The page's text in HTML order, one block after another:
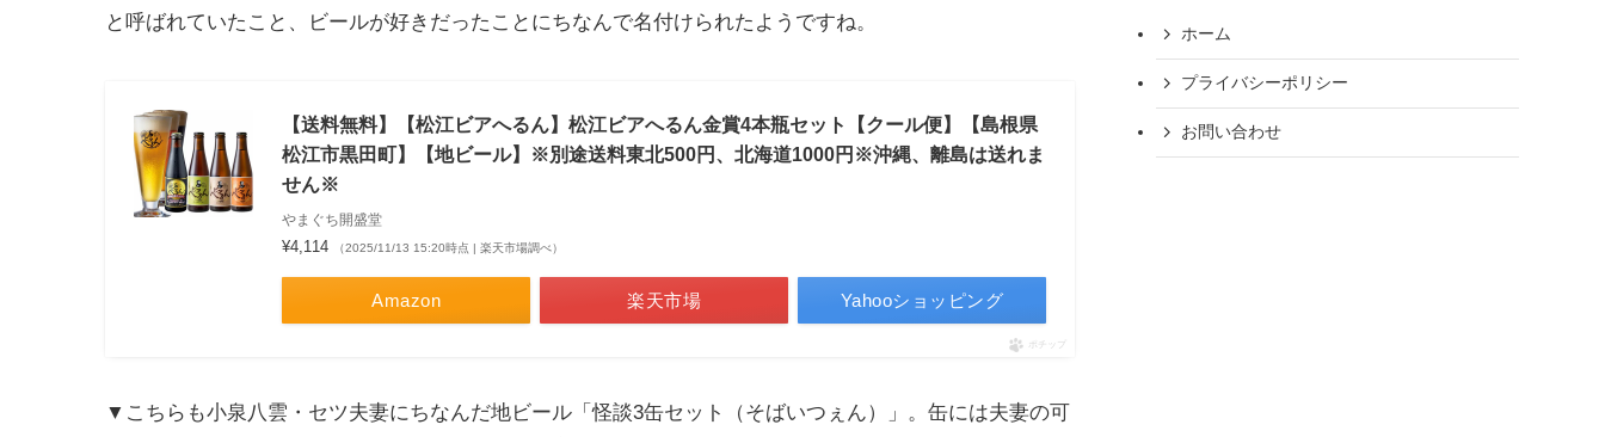
と呼ばれていたこと、ビールが好きだったことにちなんで名付けられたようですね。
【送料無料】【松江ビアへるん】松江ビアへるん金賞4本瓶セット【クール便】【島根県
松江市黒田町】【地ビール】※別途送料東北500円、北海道1000円※沖縄、離島は送れま
せん※
やまぐち開盛堂
¥4,114 （2025/11/13 15:20時点 | 楽天市場調べ）
Amazon 楽天市場 Yahooショッピング
ポチップ
▼こちらも小泉八雲・セツ夫妻にちなんだ地ビール「怪談3缶セット（そばいつぇん）」。缶には夫妻の可
ホーム
プライバシーポリシー
お問い合わせ